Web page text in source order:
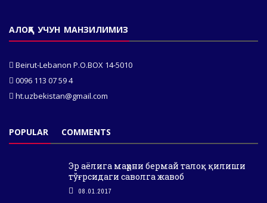
АЛОҚА УЧУН МАНЗИЛИМИЗ
Beirut-Lebanon P.O.BOX 14-5010
0096 113 07 59 4
ht.uzbekistan@gmail.com
POPULAR COMMENTS
Эр аёлига маҳрни бермай талоқ қилиши
тўғрсидаги саволга жавоб
08.01.2017